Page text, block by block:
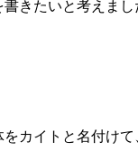
きたいと考えまし
をカイトと名付けて